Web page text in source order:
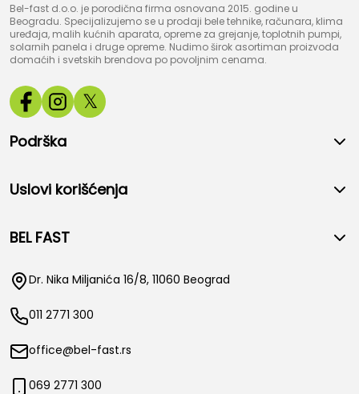
Bel-fast d.o.o. je porodična firma osnovana 2015. godine u
Beogradu. Specijalizujemo se u prodaji bele tehnike, računara, klima
uređaja, malih kućnih aparata, opreme za grejanje, toplotnih pumpi,
solarnih panela i druge opreme. Nudimo širok asortiman proizvoda
domaćih i svetskih brendova po povoljnim cenama.
𝕏
Podrška
Uslovi korišćenja
BEL FAST
Dr. Nika Miljanića 16/8, 11060 Beograd
011 2771 300
office@bel-fast.rs
069 2771 300